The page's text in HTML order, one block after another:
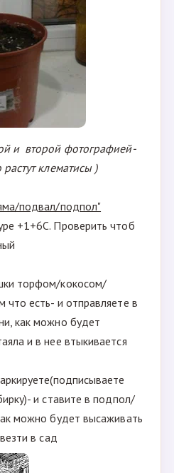
и второй фотографией-
клематисы )
+1+6С. Проверить чтоб
торфом/кокосом/
есть- и отправляете в